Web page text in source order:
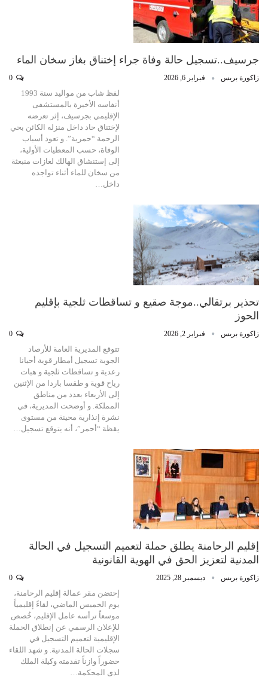
جرسيف..تسجيل حالة وفاة جراء إختناق بغاز سخان الماء
زاكورة بريس فبراير 6, 2026
لفظ شاب من مواليد سنة 1993
أنفاسه الأخيرة بالمستشفى
الإقليمي بجرسيف، إثر تعرضه
لإختناق حاد داخل منزله الكائن بحي
الرحمة “حمرية”. و تعود أسباب
الوفاة، حسب المعطيات الأولية،
إلى إستنشاق الهالك لغازات منبعثة
من سخان للماء أثناء تواجده
داخل…
تحذير برتقالي..موجة صقيع و تساقطات ثلجية بإقليم
الحوز
زاكورة بريس فبراير 2, 2026
تتوقع المديرية العامة للأرصاد
الجوية تسجيل أمطار قوية أحيانا
رعدية و تساقطات ثلجية و هبات
رياح قوية و طقسا باردا من الإثنين
إلى الأربعاء بعدد من مناطق
المملكة. و أوضحت المديرية، في
نشرة إنذارية محينة من مستوى
يقظة “أحمر”، أنه يتوقع تسجيل…
إقليم الرحامنة يطلق حملة لتعميم التسجيل في الحالة
المدنية لتعزيز الحق في الهوية القانونية
زاكورة بريس ديسمبر 28, 2025
إحتضن مقر عمالة إقليم الرحامنة،
يوم الخميس الماضي، لقاءً إقليمياً
موسعاً ترأسه عامل الإقليم، خُصص
للإعلان الرسمي عن إنطلاق الحملة
الإقليمية لتعميم التسجيل في
سجلات الحالة المدنية. و شهد اللقاء
حضوراً وازناً تقدمته وكيلة الملك
لدى المحكمة…